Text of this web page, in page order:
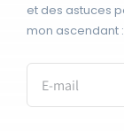
et des astuces
mon ascendant :